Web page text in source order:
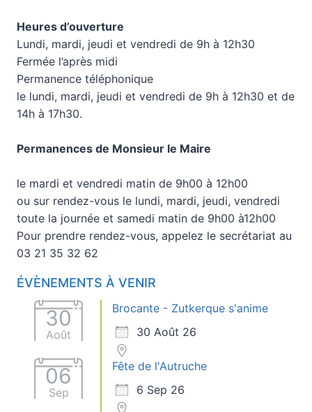
Heures d’ouverture
Lundi, mardi, jeudi et vendredi de 9h à 12h30
Fermée l’après midi
Permanence téléphonique
le lundi, mardi, jeudi et vendredi de 9h à 12h30 et de
14h à 17h30.
Permanences de Monsieur le Maire
le mardi et vendredi matin de 9h00 à 12h00
ou sur rendez-vous le lundi, mardi, jeudi, vendredi
toute la journée et samedi matin de 9h00 à12h00
Pour prendre rendez-vous, appelez le secrétariat au
03 21 35 32 62
ÉVÈNEMENTS À VENIR
30
Août
Brocante - Zutkerque s'anime
30 Août 26
06
Sep
Fête de l'Autruche
6 Sep 26